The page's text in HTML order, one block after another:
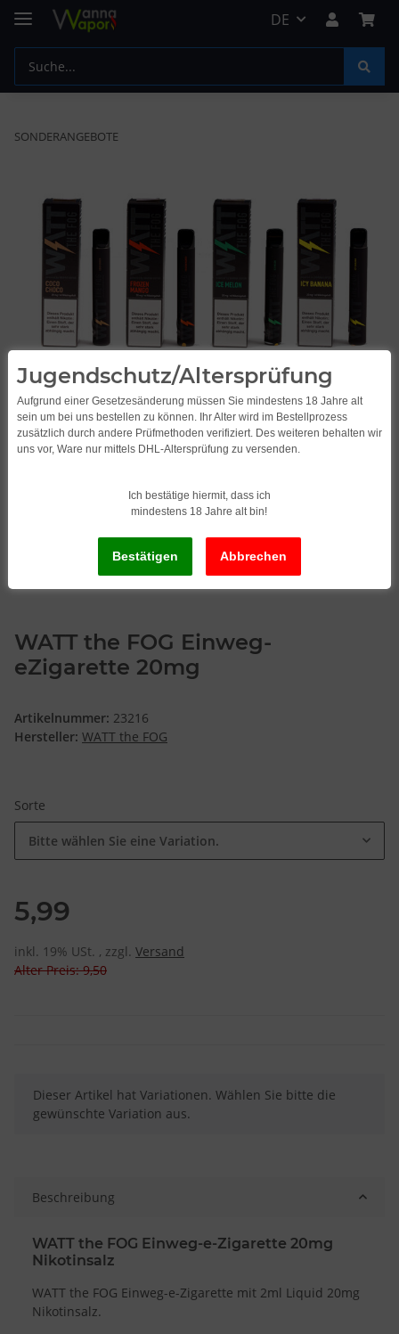
DE
SONDERANGEBOTE
WATT the FOG Einweg-
eZigarette 20mg
Artikelnummer: 23216
Hersteller: WATT the FOG
Sorte
Bitte wählen Sie eine Variation.
5,99
inkl. 19% USt. , zzgl. Versand
Alter Preis: 9,50
x
Dieser Artikel hat Variationen. Wählen Sie bitte die
gewünschte Variation aus.
Beschreibung
WATT the FOG Einweg-e-Zigarette 20mg
Nikotinsalz
WATT the FOG Einweg-e-Zigarette mit 2ml Liquid 20mg
Nikotinsalz.
Jugendschutz/Altersprüfung
Aufgrund einer Gesetzesänderung müssen Sie mindestens 18 Jahre alt
sein um bei uns bestellen zu können. Ihr Alter wird im Bestellprozess
zusätzlich durch andere Prüfmethoden verifiziert. Des weiteren behalten wir
uns vor, Ware nur mittels DHL-Altersprüfung zu versenden.
Ich bestätige hiermit, dass ich
mindestens 18 Jahre alt bin!